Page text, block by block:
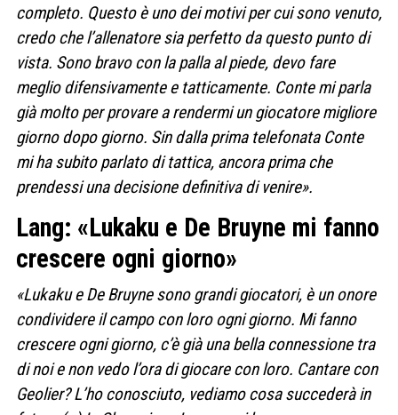
completo. Questo è uno dei motivi per cui sono venuto,
credo che l’allenatore sia perfetto da questo punto di
vista. Sono bravo con la palla al piede, devo fare
meglio difensivamente e tatticamente. Conte mi parla
già molto per provare a rendermi un giocatore migliore
giorno dopo giorno. Sin dalla prima telefonata Conte
mi ha subito parlato di tattica, ancora prima che
prendessi una decisione definitiva di venire».
Lang: «Lukaku e De Bruyne mi fanno
crescere ogni giorno»
«Lukaku e De Bruyne sono grandi giocatori, è un onore
condividere il campo con loro ogni giorno. Mi fanno
crescere ogni giorno, c’è già una bella connessione tra
di noi e non vedo l’ora di giocare con loro. Cantare con
Geolier? L’ho conosciuto, vediamo cosa succederà in